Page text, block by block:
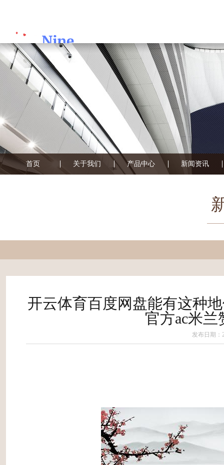
首页 关于我们 产品中心 新闻资讯
开云体育百度网盘能有这种
官方ac米
发布日期：